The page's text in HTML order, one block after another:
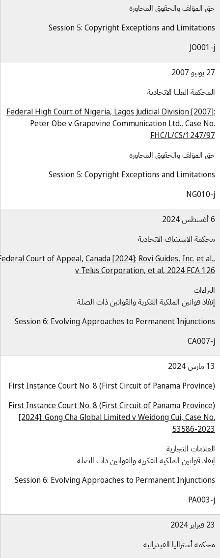
المؤلف والحقوق المجاورة
Session 5: Copyright Exceptions and
العليا الاتحادية
Federal High Court of Nigeria, Lagos Judicial Division
Peter Obe v Grapevine Communication Ltd., Case
FHC/L/CS/1247/
المؤلف والحقوق المجاورة
Session 5: Copyright Exceptions and
الاستئناف الاتحادية
Federal Court of Appeal, Canada [2024]: Rovi Guides, Inc. et
v Telus Corporation, et al, 2024 FCA
قوانين الملكية الفكرية والقوانين ذات الصلة
Session 6: Evolving Approaches to Permanent
First Instance Court No. 8 (First Circuit of Panama
First Instance Court No. 8 (First Circuit of Panama
[2024]: Gong Cha Global Limited v Weidong Cui, Case
53586-
التجارية
قوانين الملكية الفكرية والقوانين ذات الصلة
Session 6: Evolving Approaches to Permanent
أستراليا الفيدرالية